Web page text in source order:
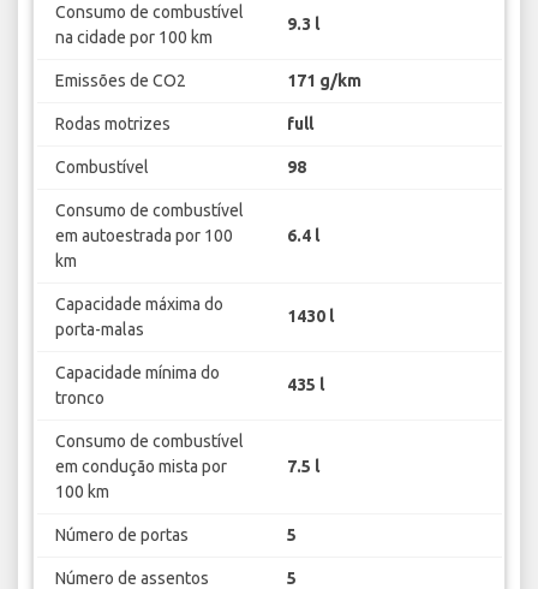
Consumo de combustível
na cidade por 100 km
9.3 l
Emissões de CO2 171 g/km
Rodas motrizes full
Combustível 98
Consumo de combustível
em autoestrada por 100
km
6.4 l
Capacidade máxima do
porta-malas
1430 l
Capacidade mínima do
tronco
435 l
Consumo de combustível
em condução mista por
100 km
7.5 l
Número de portas 5
Número de assentos 5